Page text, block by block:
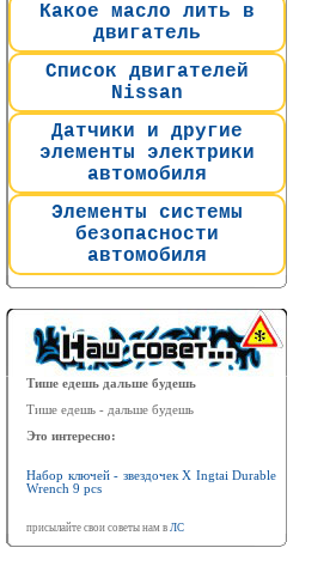
Какое масло лить в
двигатель
Список двигателей
Nissan
Датчики и другие
элементы электрики
автомобиля
Элементы системы
безопасности
автомобиля
Тише едешь дальше будешь
Тише едешь - дальше будешь
Это интересно:
Набор ключей - звездочек X Ingtai Durable
Wrench 9 pcs
присылайте свои советы нам в ЛС